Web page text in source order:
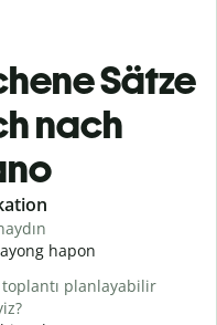
Sätze
nach
hapon
planlayabilir